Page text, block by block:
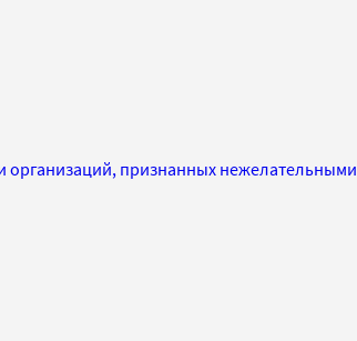
организаций, признанных нежелательными